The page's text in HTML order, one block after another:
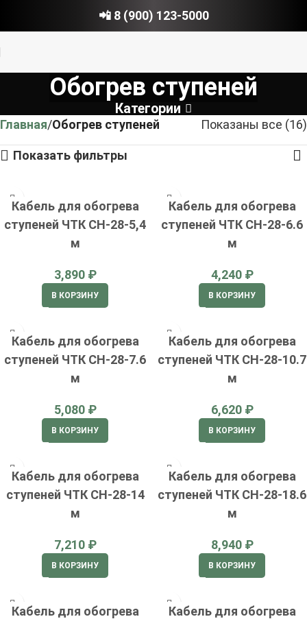
📲 8 (900) 123-5000
Обогрев ступеней
Категории
Главная Обогрев ступеней Показаны все (16)
Показать фильтры
Кабель для обогрева
ступеней ЧТК СН-28-5,4
м
₽
В КОРЗИНУ
Кабель для обогрева
ступеней ЧТК СН-28-6.6
м
₽
В КОРЗИНУ
Кабель для обогрева
ступеней ЧТК СН-28-7.6
м
₽
В КОРЗИНУ
Кабель для обогрева
ступеней ЧТК СН-28-10.7
м
₽
В КОРЗИНУ
Кабель для обогрева
ступеней ЧТК СН-28-14
м
₽
В КОРЗИНУ
Кабель для обогрева
ступеней ЧТК СН-28-18.6
м
₽
В КОРЗИНУ
Кабель для обогрева
Кабель для обогрева